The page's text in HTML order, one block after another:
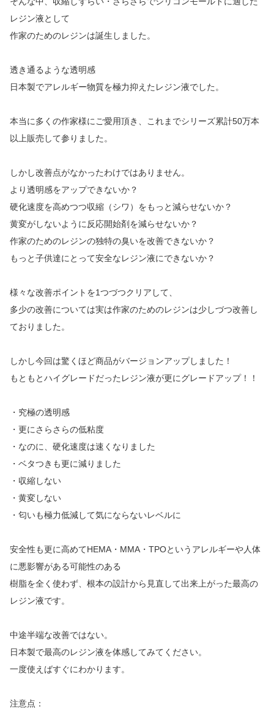
レジン液として
作家のためのレジンは誕生しました。
透き通るような透明感
日本製でアレルギー物質を極力抑えたレジン液でした。
本当に多くの作家様にご愛用頂き、これまでシリーズ累計50万本
以上販売して参りました。
しかし改善点がなかったわけではありません。
より透明感をアップできないか？
硬化速度を高めつつ収縮（シワ）をもっと減らせないか？
黄変がしないように反応開始剤を減らせないか？
作家のためのレジンの独特の臭いを改善できないか？
もっと子供達にとって安全なレジン液にできないか？
様々な改善ポイントを1つづつクリアして、
多少の改善については実は作家のためのレジンは少しづつ改善し
ておりました。
しかし今回は驚くほど商品がバージョンアップしました！
もともとハイグレードだったレジン液が更にグレードアップ！！
・究極の透明感
・更にさらさらの低粘度
・なのに、硬化速度は速くなりました
・ベタつきも更に減りました
・収縮しない
・黄変しない
・匂いも極力低減して気にならないレベルに
安全性も更に高めてHEMA・MMA・TPOというアレルギーや人体
に悪影響がある可能性のある
樹脂を全く使わず、根本の設計から見直して出来上がった最高の
レジン液です。
中途半端な改善ではない。
日本製で最高のレジン液を体感してみてください。
一度使えばすぐにわかります。
注意点：